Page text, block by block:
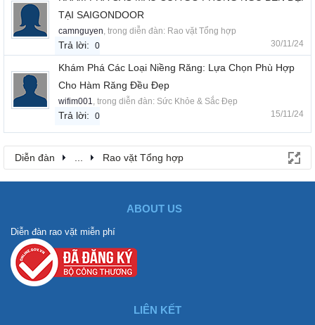
TẠI SAIGONDOOR
camnguyen, trong diễn đàn: Rao vặt Tổng hợp
Trả lời: 0 30/11/24
Khám Phá Các Loại Niềng Răng: Lựa Chọn Phù Hợp
Cho Hàm Răng Đều Đẹp
wifim001, trong diễn đàn: Sức Khỏe & Sắc Đẹp
Trả lời: 0 15/11/24
Diễn đàn ... Rao vặt Tổng hợp
ABOUT US
Diễn đàn rao vặt miễn phí
LIÊN KẾT